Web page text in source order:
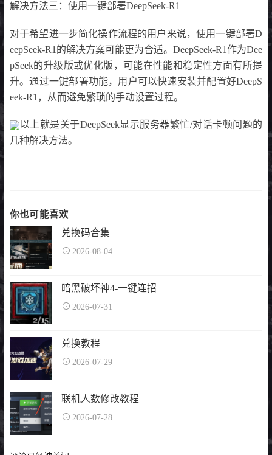
解决方法三：使用一键部署DeepSeek-R1
对于希望进一步简化操作流程的用户来说，使用一键部署D
eepSeek-R1的解决方案可能更为合适。DeepSeek-R1作为Dee
pSeek的升级版或优化版，可能在性能和稳定性方面有所提
升。通过一键部署功能，用户可以快速安装并配置好DeepS
eek-R1，从而避免繁琐的手动设置过程。
以上就是关于DeepSeek显示服务器繁忙/对话卡顿问题的
几种解决方法。
你也可能喜欢
兑换码合集
2026-08-04
暗黑破坏神4-一键连招
2026-07-31
兑换教程
2026-07-29
联机人数修改教程
2026-07-28